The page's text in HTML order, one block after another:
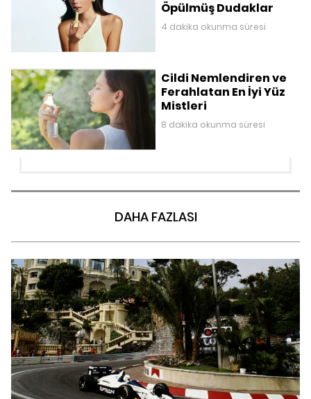
Öpülmüş Dudaklar
4 dakika okunma süresi
Cildi Nemlendiren ve
Ferahlatan En İyi Yüz
Mistleri
8 dakika okunma süresi
DAHA FAZLASI